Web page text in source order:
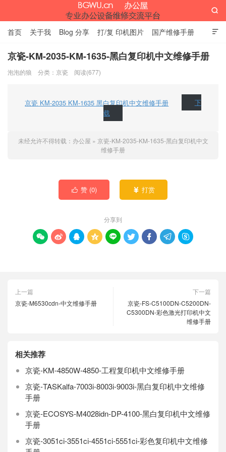

首页 关于我 Blog 分享 打/复 印机图片 国产维修手册
外资维修手册 伊萨网址大全 办公设备网页名片 留言板

京瓷-KM-2035-KM-1635-黑白复印机中文维修手册
泡泡的狼 分类： 京瓷 阅读(677)
京瓷 KM-2035 KM-1635 黑白复印机中文维修手册
下
载
未经允许不得转载： 办公屋 » 京瓷-KM-2035-KM-1635-黑白复印机中文
维修手册
 赞 (0)  打赏
分享到
        
上一篇
京瓷-M6530cdn-中文维修手册
下一篇
京瓷-FS-C5100DN-C5200DN-
C5300DN-彩色激光打印机中文
维修手册
相关推荐
京瓷-KM-4850W-4850-工程复印机中文维修手册
京瓷-TASKalfa-7003i-8003i-9003i-黑白复印机中文维修
手册
京瓷-ECOSYS-M4028idn-DP-4100-黑白复印机中文维修
手册
京瓷-3051ci-3551ci-4551ci-5551ci-彩色复印机中文维修